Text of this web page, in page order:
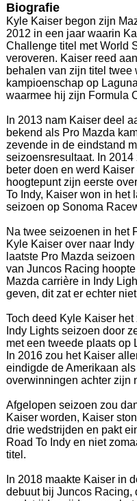
Biografie
Kyle Kaiser begon zijn
2012 in een jaar waarin
Challenge titel met World
veroveren. Kaiser reed
behalen van zijn titel twee
kampioenschap op
waarmee hij zijn Formula
In 2013 nam Kaiser deel
bekend als Pro Mazda
zevende in de eindstand
seizoensresultaat. In
beter doen en werd
hoogtepunt zijn eerste
To Indy, Kaiser won in het
seizoen op Sonoma
Na twee seizoenen in het
Kyle Kaiser over naar
laatste Pro Mazda
van Juncos Racing
Mazda carrière in Indy
geven, dit zat er echter
Toch deed Kyle Kaiser
Indy Lights seizoen door
met een tweede plaats op
In 2016 zou het Kaiser
eindigde de Amerikaan
overwinningen achter zijn
Afgelopen seizoen zou
Kaiser worden, Kaiser
drie wedstrijden en pakt
Road To Indy en niet
titel.
In 2018 maakte Kaiser in
debuut bij Juncos Racing,